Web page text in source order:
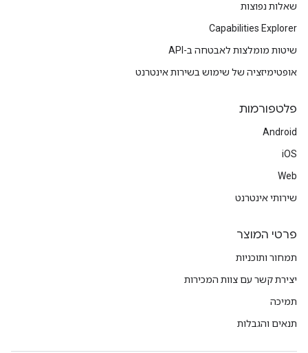
שאלות נפוצות
Capabilities Explorer
שיטות מומלצות לאבטחה ב-API
אופטימיזציה של שימוש בשירות אינטרנט
פלטפורמות
Android
iOS
Web
שירותי אינטרנט
פרטי המוצר
תמחור ותוכניות
יצירת קשר עם צוות המכירות
תמיכה
תנאים והגבלות